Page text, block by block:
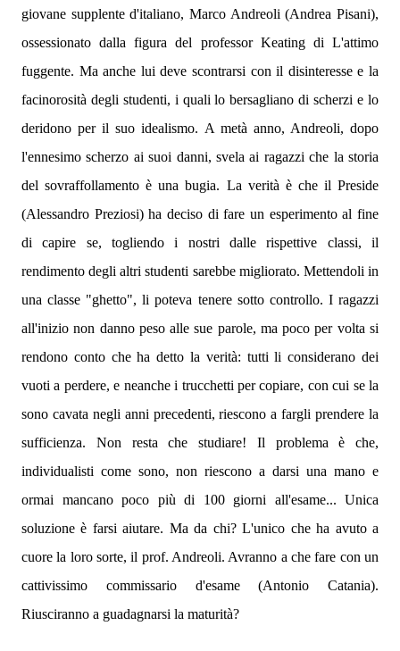
giovane supplente d'italiano, Marco Andreoli (Andrea Pisani),
ossessionato dalla figura del professor Keating di L'attimo
fuggente. Ma anche lui deve scontrarsi con il disinteresse e la
facinorosità degli studenti, i quali lo bersagliano di scherzi e lo
deridono per il suo idealismo. A metà anno, Andreoli, dopo
l'ennesimo scherzo ai suoi danni, svela ai ragazzi che la storia
del sovraffollamento è una bugia. La verità è che il Preside
(Alessandro Preziosi) ha deciso di fare un esperimento al fine
di capire se, togliendo i nostri dalle rispettive classi, il
rendimento degli altri studenti sarebbe migliorato. Mettendoli in
una classe "ghetto", li poteva tenere sotto controllo. I ragazzi
all'inizio non danno peso alle sue parole, ma poco per volta si
rendono conto che ha detto la verità: tutti li considerano dei
vuoti a perdere, e neanche i trucchetti per copiare, con cui se la
sono cavata negli anni precedenti, riescono a fargli prendere la
sufficienza. Non resta che studiare! Il problema è che,
individualisti come sono, non riescono a darsi una mano e
ormai mancano poco più di 100 giorni all'esame... Unica
soluzione è farsi aiutare. Ma da chi? L'unico che ha avuto a
cuore la loro sorte, il prof. Andreoli. Avranno a che fare con un
cattivissimo commissario d'esame (Antonio Catania).
Riusciranno a guadagnarsi la maturità?